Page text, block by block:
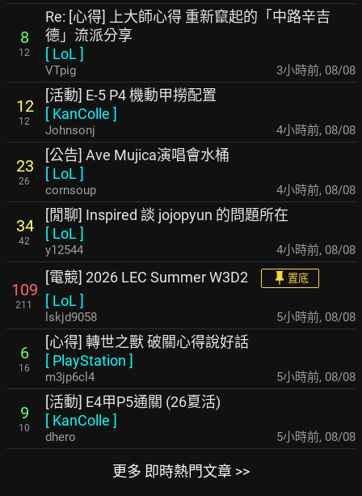
8
12
Re: [心得] 上大師心得 重新竄起的「中路辛吉
德」流派分享
[ LoL ]
VTpig 3小時前, 08/08
12
12
[活動] E-5 P4 機動甲撈配置
[ KanColle ]
Johnsonj 4小時前, 08/08
23
26
[公告] Ave Mujica演唱會水桶
[ LoL ]
cornsoup 4小時前, 08/08
34
42
[閒聊] Inspired 談 jojopyun 的問題所在
[ LoL ]
y12544 4小時前, 08/08
109
211
[電競] 2026 LEC Summer W3D2 置底
[ LoL ]
lskjd9058 5小時前, 08/08
6
16
[心得] 轉世之獸 破關心得說好話
[ PlayStation ]
m3jp6cl4 5小時前, 08/08
9
10
[活動] E4甲P5通關 (26夏活)
[ KanColle ]
dhero 5小時前, 08/08
更多 即時熱門文章 >>